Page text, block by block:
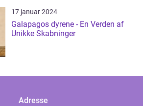
17 januar 2024
Galapagos dyrene - En Verden af
Unikke Skabninger
Adresse